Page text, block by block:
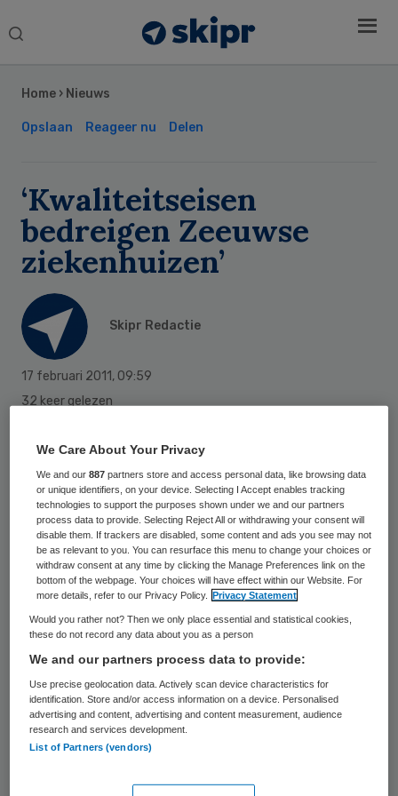
Search
Home › Nieuws
Opslaan Reageer nu Delen
‘Kwaliteitseisen
bedreigen Zeeuwse
ziekenhuizen’
Skipr Redactie
17 februari 2011, 09:59
32 keer gelezen
De steeds hogere kwaliteitseisen door
zorgverzekeraars zijn de belangrijkste
bedreiging voor de toekomst van de
Zeeuwse ziekenhuizen. Dat zei directeur
Paul Rademacher van ziekenhuis Zorgsaam
woensdagavond op een
verkiezingsbijeenkomst van de Partij voor
Zeeland, zo meldt Omroep Zeeland.
Omdat Zeeland een dunbevolkt gebied is
wordt het voor specialisten steeds
moeilijker om het verplichte aantal operaties
samenwerking tussen de
Sidebar
We Care About Your Privacy
We and our887 partners store and access personal data, like browsing data
or unique identifiers, on your device. Selecting I Accept enables tracking
technologies to support the purposes shown under we and our partners
process data to provide. Selecting Reject All or withdrawing your consent will
disable them. If trackers are disabled, some content and ads you see may not
be as relevant to you. You can resurface this menu to change your choices or
withdraw consent at any time by clicking the Manage Preferences link on the
bottom of the webpage. Your choices will have effect within our Website. For
more details, refer to our Privacy Policy.
Privacy Statement
Would you rather not? Then we only place essential and statistical cookies,
these do not record any data about you as a person
We and our partners process data to provide:
Use precise geolocation data. Actively scan device characteristics for
identification. Store and/or access information on a device. Personalised
advertising and content, advertising and content measurement, audience
research and services development.
List of Partners (vendors)